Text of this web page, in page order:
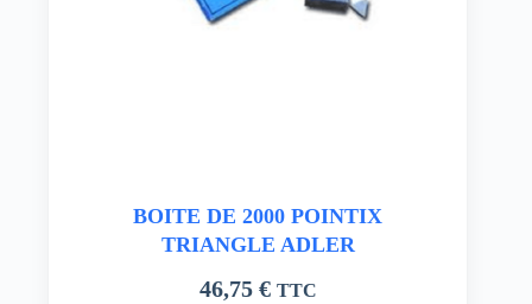
BOITE DE 2000 POINTIX
TRIANGLE ADLER
46,75 € TTC